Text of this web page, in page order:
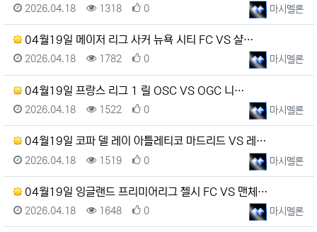
등록자마시멜론
등록일
2026.04.18 조회
1318 추천
0
04월19일 메이저 리그 사커 뉴욕 시티 FC VS 샬…
등록자마시멜론
등록일
2026.04.18 조회
1782 추천
0
04월19일 프랑스 리그 1 릴 OSC VS OGC 니…
등록자마시멜론
등록일
2026.04.18 조회
1522 추천
0
04월19일 코파 델 레이 아틀레티코 마드리드 VS 레…
등록자마시멜론
등록일
2026.04.18 조회
1519 추천
0
04월19일 잉글랜드 프리미어리그 첼시 FC VS 맨체…
등록자마시멜론
등록일
2026.04.18 조회
1648 추천
0